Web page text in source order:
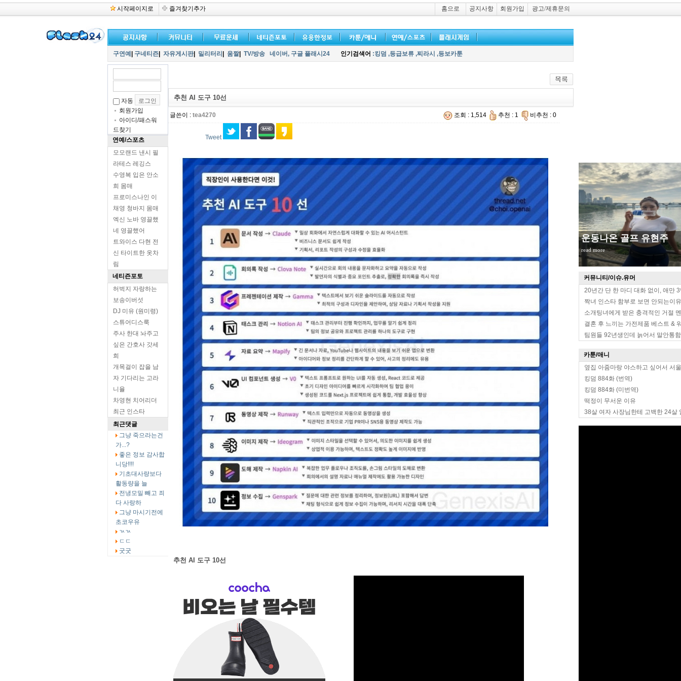
시작페이지로 즐겨찾기추가 홈으로 공지사항 회원가입 광고/제휴문의
운동나온 골프 유현주
read more
커뮤니티/이슈.유머
20년간 단 한 마디 대화 없이, 애만
짝녀 인스타 함부로 보면 안되는이유
소개팅녀에게 받은 충격적인 거절
결혼 후 느끼는 가전제품 베스트 &
팀원들 92년생인데 늙어서 말안통
카툰/애니
옆집 아줌마랑 야스하고 싶어서 서
킹덤 884화 (번역)
킹덤 884화 (미번역)
떡정이 무서운 이유
38살 여자 사장님한테 고백한 24살
구연예 구네티즌 자유게시판| 밀리터리 움짤| TV/방송 네이버, 구글 플래시24 인기검색어 :킹덤 ,등급보류 ,찌라시 ,등보카툰
자동
회원가입
아이디/패스워
드찾기
연예/스포츠
모모랜드 낸시 필
라테스 레깅스
수영복 입은 안소
희 몸매
프로미스나인 이
채영 청바지 몸매
엑신 노바 영끌했
네 영끌했어
트와이스 다현 전
신 타이트한 옷차
림
네티즌포토
허벅지 자랑하는
보송이버섯
DJ 미유 (원미령)
스튜어디스룩
주사 한대 놔주고
싶은 간호사 갓세
희
개목걸이 잡을 남
자 기다리는 고라
니율
차영현 치어리더
최근 인스타
최근댓글
그냥 죽으라는건
가...?
좋은 정보 감사합
니당!!!!
기초대사량보다
활동량을 늘
전냉모밀 빼고 죄
다 사랑하
그냥 마시기전에
초코우유
ㄳㄳ
ㄷㄷ
굿굿
추천 AI 도구 10선
글쓴이 : tea4270 조회 : 1,514 추천 : 1 비추천 : 0
Tweet
추천 AI 도구 10선